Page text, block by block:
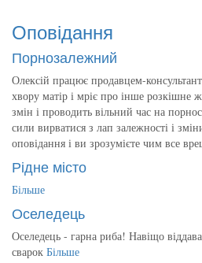
Оповідання
Порнозалежний
Олексій працює продавцем-
хвору матір і мріє про інше розкішне
змін і проводить вільний час на
сили вирватися з лап залежності і
оповідання і ви зрозумієте чим все
Рідне місто
Більше
Оселедець
Оселедець - гарна риба! Навіщо
сварок Більше